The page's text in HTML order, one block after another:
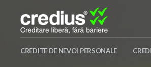
content
Credius
CREDITE DE NEVOI PERSONALE